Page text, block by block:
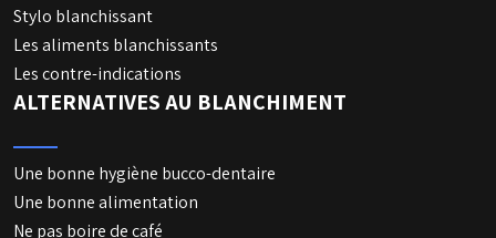
Stylo blanchissant
Les aliments blanchissants
Les contre-indications
ALTERNATIVES AU BLANCHIMENT
Une bonne hygiène bucco-dentaire
Une bonne alimentation
Ne pas boire de café